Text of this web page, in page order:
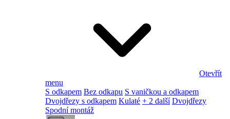
Otevřít
menu
S odkapem Bez odkapu S vaničkou a odkapem
Dvojdřezy s odkapem Kulaté + 2 další Dvojdřezy
Spodní montáž